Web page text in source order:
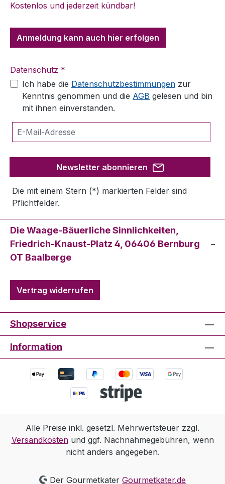
Kostenlos und jederzeit kündbar!
Anmeldung kann auch hier erfolgen
Datenschutz *
Ich habe die Datenschutzbestimmungen zur
Kenntnis genommen und die AGB gelesen und bin
mit ihnen einverstanden.
Newsletter abonnieren
Die mit einem Stern (*) markierten Felder sind
Pflichtfelder.
Die Waage-Bäuerliche Sinnlichkeiten,
Friedrich-Knaust-Platz 4, 06406 Bernburg
OT Baalberge
Vertrag widerrufen
Shopservice
Information
Alle Preise inkl. gesetzl. Mehrwertsteuer zzgl.
Versandkostenund ggf. Nachnahmegebühren, wenn
nicht anders angegeben.
Der GourmetkaterGourmetkater.de